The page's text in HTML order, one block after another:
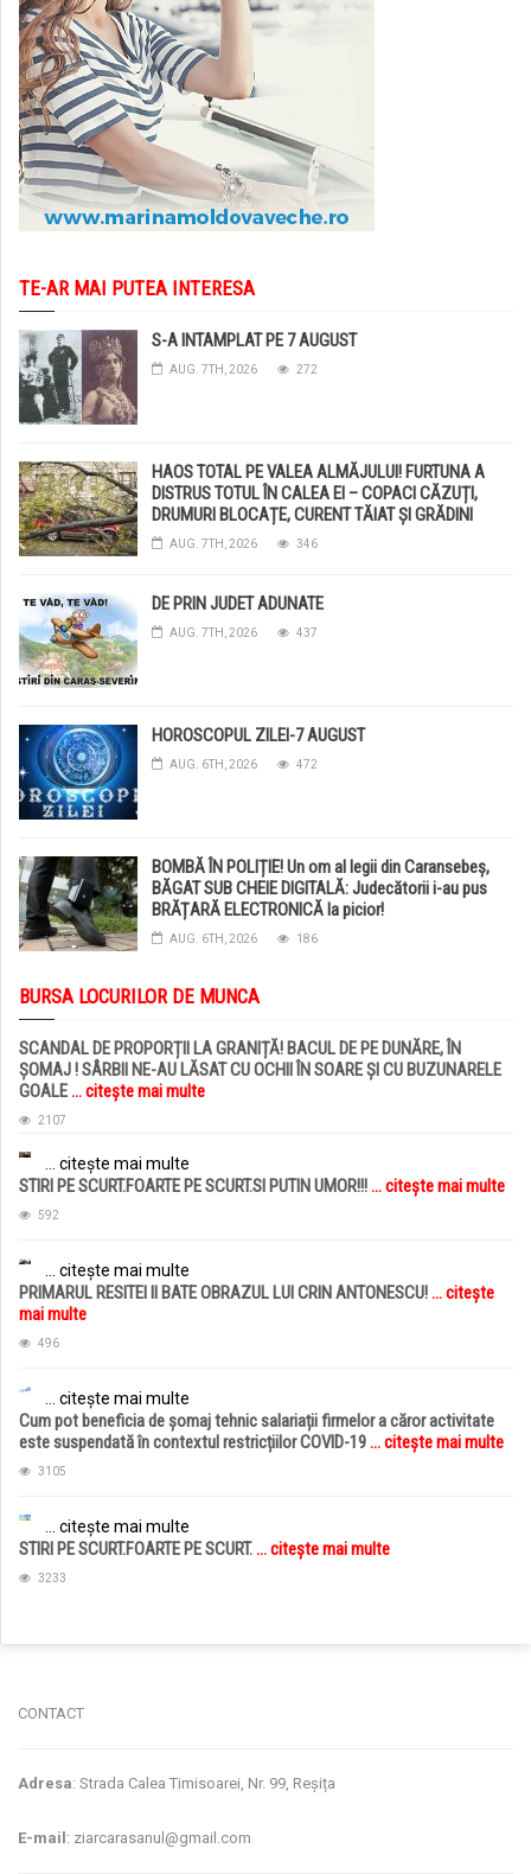
TE-AR MAI PUTEA INTERESA
S-A INTAMPLAT PE 7 AUGUST
AUG. 7TH, 2026 272
HAOS TOTAL PE VALEA ALMĂJULUI! FURTUNA A
DISTRUS TOTUL ÎN CALEA EI – COPACI CĂZUȚI,
DRUMURI BLOCAȚE, CURENT TĂIAT ȘI GRĂDINI
DISTRUSE DE GRINDINĂ!
AUG. 7TH, 2026 346
DE PRIN JUDET ADUNATE
AUG. 7TH, 2026 437
HOROSCOPUL ZILEI-7 AUGUST
AUG. 6TH, 2026 472
BOMBĂ ÎN POLIȚIE! Un om al legii din Caransebeș,
BĂGAT SUB CHEIE DIGITALĂ: Judecătorii i-au pus
BRĂȚARĂ ELECTRONICĂ la picior!
AUG. 6TH, 2026 186
BURSA LOCURILOR DE MUNCA
SCANDAL DE PROPORȚII LA GRANIȚĂ! BACUL DE PE DUNĂRE, ÎN
ȘOMAJ ! SÂRBII NE-AU LĂSAT CU OCHII ÎN SOARE ȘI CU BUZUNARELE
GOALE... citește mai multe
2107
... citește mai multe
STIRI PE SCURT.FOARTE PE SCURT.SI PUTIN UMOR!!!... citește mai multe
592
... citește mai multe
PRIMARUL RESITEI II BATE OBRAZUL LUI CRIN ANTONESCU!... citește
mai multe
496
... citește mai multe
Cum pot beneficia de șomaj tehnic salariații firmelor a căror activitate
este suspendată în contextul restricțiilor COVID-19... citește mai multe
3105
... citește mai multe
STIRI PE SCURT.FOARTE PE SCURT.... citește mai multe
3233
CONTACT
Adresa: Strada Calea Timisoarei, Nr. 99, Reșița
E-mail : ziarcarasanul@gmail.com